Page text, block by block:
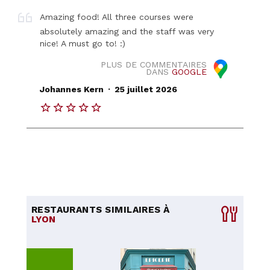
Amazing food! All three courses were
absolutely amazing and the staff was very
nice! A must go to! :)
PLUS DE COMMENTAIRES
DANS GOOGLE
Johannes Kern . 25 juillet 2026
RESTAURANTS SIMILAIRES À
LYON